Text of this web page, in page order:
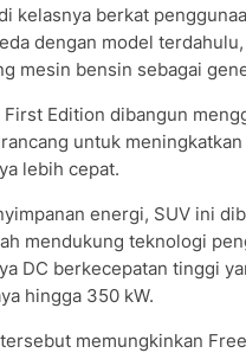
kelasnya berkat
dengan model
mesin bensin sebagai
First Edition dibangun
untuk
lebih cepat.
energi, SUV ini
mendukung teknologi
DC berkecepatan tinggi
hingga 350 kW.
memungkinkan